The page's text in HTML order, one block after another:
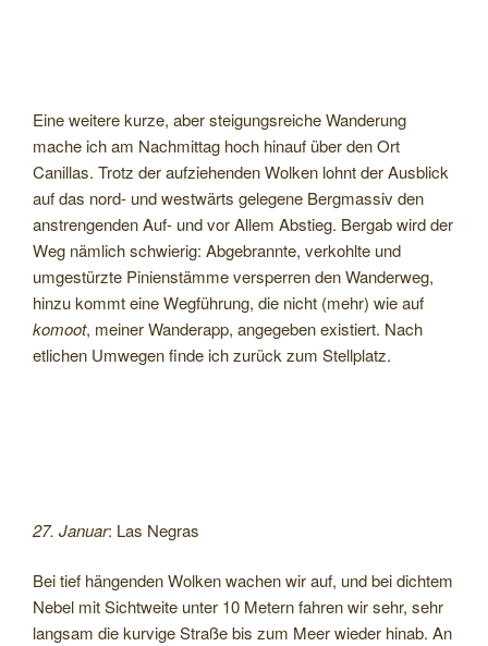
Eine weitere kurze, aber steigungsreiche Wanderung
mache ich am Nachmittag hoch hinauf über den Ort
Canillas. Trotz der aufziehenden Wolken lohnt der Ausblick
auf das nord- und westwärts gelegene Bergmassiv den
anstrengenden Auf- und vor Allem Abstieg. Bergab wird der
Weg nämlich schwierig: Abgebrannte, verkohlte und
umgestürzte Pinienstämme versperren den Wanderweg,
hinzu kommt eine Wegführung, die nicht (mehr) wie auf
komoot, meiner Wanderapp, angegeben existiert. Nach
etlichen Umwegen finde ich zurück zum Stellplatz.
27. Januar: Las Negras
Bei tief hängenden Wolken wachen wir auf, und bei dichtem
Nebel mit Sichtweite unter 10 Metern fahren wir sehr, sehr
langsam die kurvige Straße bis zum Meer wieder hinab. An